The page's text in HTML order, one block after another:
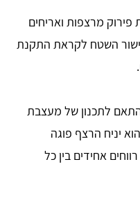
פירוק מרצפות ואריחים
השטח לקראת התקנת
לתכנון של מעצבת
יניח הרצף פוגה
אחידים בין כל